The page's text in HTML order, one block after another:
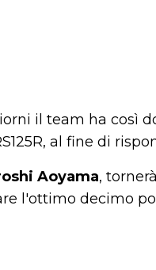
il team ha così
al fine di
Aoyama,
l'ottimo decimo